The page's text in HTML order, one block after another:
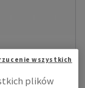
w
plików
wszystkich